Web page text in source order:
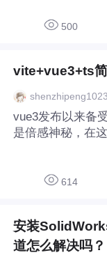
500
vite+vue3+ts
shenzhipeng1023
vue3发布以来备
是倍感神秘，在
启发下写的，由
创建npm init
-todolistvite可以
614
安装
道怎么解决吗？